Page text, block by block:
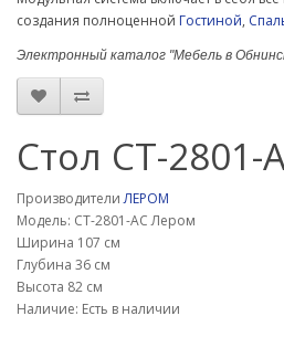
создания полноценной Гостиной,
Электронный каталог "Мебель в
Стол СТ-2801-
ПроизводителиЛЕРОМ
Модель: СТ-2801-АС Лером
Ширина 107 см
Глубина 36 см
Высота 82 см
Наличие: Есть в наличии